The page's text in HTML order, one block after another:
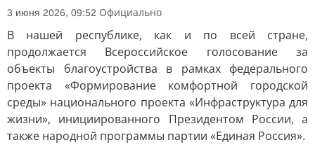
3 июня 2026, 09:52 Официально
В нашей республике, как и по всей стране,
продолжается Всероссийское голосование за
объекты благоустройства в рамках федерального
проекта «Формирование комфортной городской
среды» национального проекта «Инфраструктура для
жизни», инициированного Президентом России, а
также народной программы партии «Единая Россия».